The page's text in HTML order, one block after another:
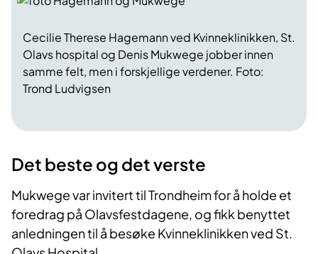
Cecilie Therese Hagemann ved Kvinneklinikken, St.
Olavs hospital og Denis Mukwege jobber innen
samme felt, men i forskjellige verdener. Foto:
Trond Ludvigsen
Det beste og det verste
Mukwege var invitert til Trondheim for å holde et
foredrag på Olavsfestdagene, og fikk benyttet
anledningen til å besøke Kvinneklinikken ved St.